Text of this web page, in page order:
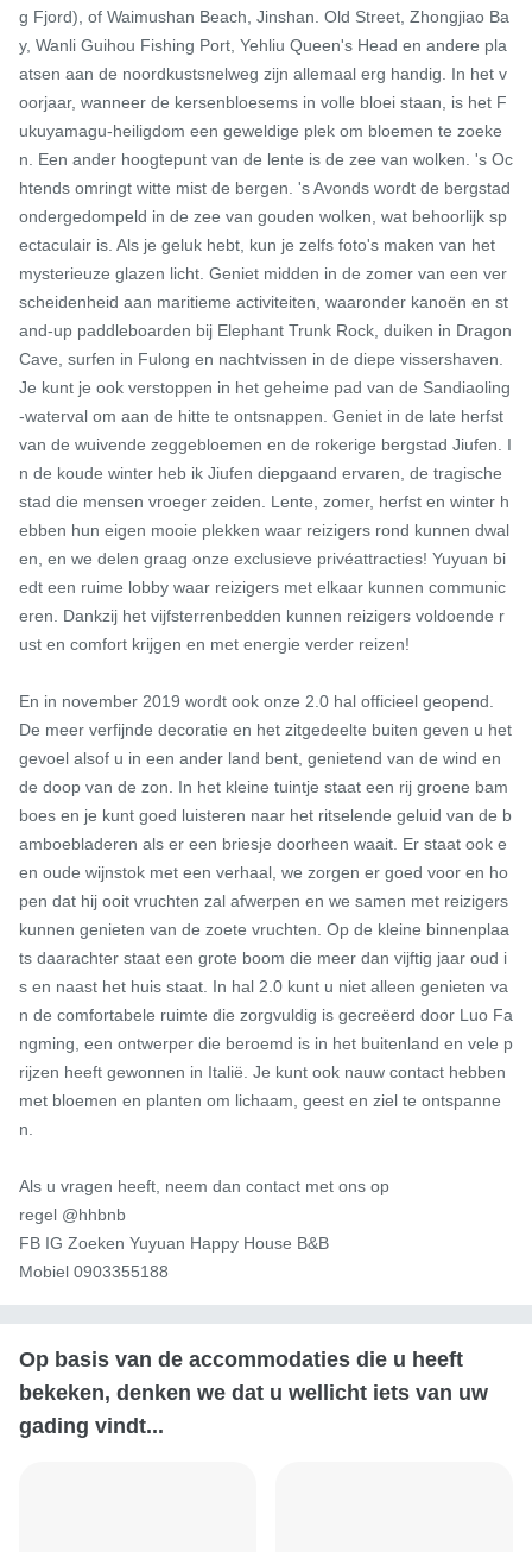
g Fjord), of Waimushan Beach, Jinshan. Old Street, Zhongjiao Ba
y, Wanli Guihou Fishing Port, Yehliu Queen's Head en andere pla
atsen aan de noordkustsnelweg zijn allemaal erg handig. In het v
oorjaar, wanneer de kersenbloesems in volle bloei staan, is het F
ukuyamagu-heiligdom een ​​geweldige plek om bloemen te zoeke
n. Een ander hoogtepunt van de lente is de zee van wolken. 's Oc
htends omringt witte mist de bergen. 's Avonds wordt de bergstad
ondergedompeld in de zee van gouden wolken, wat behoorlijk sp
ectaculair is. Als je geluk hebt, kun je zelfs foto's maken van het
mysterieuze glazen licht. Geniet midden in de zomer van een ver
scheidenheid aan maritieme activiteiten, waaronder kanoën en st
and-up paddleboarden bij Elephant Trunk Rock, duiken in Dragon
Cave, surfen in Fulong en nachtvissen in de diepe vissershaven.
Je kunt je ook verstoppen in het geheime pad van de Sandiaoling
-waterval om aan de hitte te ontsnappen. Geniet in de late herfst
van de wuivende zeggebloemen en de rokerige bergstad Jiufen. I
n de koude winter heb ik Jiufen diepgaand ervaren, de tragische
stad die mensen vroeger zeiden. Lente, zomer, herfst en winter h
ebben hun eigen mooie plekken waar reizigers rond kunnen dwal
en, en we delen graag onze exclusieve privéattracties! Yuyuan bi
edt een ruime lobby waar reizigers met elkaar kunnen communic
eren. Dankzij het vijfsterrenbedden kunnen reizigers voldoende r
ust en comfort krijgen en met energie verder reizen!
En in november 2019 wordt ook onze 2.0 hal officieel geopend.
De meer verfijnde decoratie en het zitgedeelte buiten geven u het
gevoel alsof u in een ander land bent, genietend van de wind en
de doop van de zon. In het kleine tuintje staat een rij groene bam
boes en je kunt goed luisteren naar het ritselende geluid van de b
amboebladeren als er een briesje doorheen waait. Er staat ook e
en oude wijnstok met een verhaal, we zorgen er goed voor en ho
pen dat hij ooit vruchten zal afwerpen en we samen met reizigers
kunnen genieten van de zoete vruchten. Op de kleine binnenplaa
ts daarachter staat een grote boom die meer dan vijftig jaar oud i
s en naast het huis staat. In hal 2.0 kunt u niet alleen genieten va
n de comfortabele ruimte die zorgvuldig is gecreëerd door Luo Fa
ngming, een ontwerper die beroemd is in het buitenland en vele p
rijzen heeft gewonnen in Italië. Je kunt ook nauw contact hebben
met bloemen en planten om lichaam, geest en ziel te ontspanne
n.
Als u vragen heeft, neem dan contact met ons op
regel @hhbnb
FB IG Zoeken Yuyuan Happy House B&B
Mobiel 0903355188
Op basis van de accommodaties die u heeft
bekeken, denken we dat u wellicht iets van uw
gading vindt...